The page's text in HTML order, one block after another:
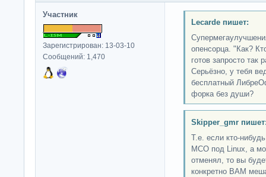
Участник
Зарегистрирован: 13-03-10
Сообщений: 1,470
Lecarde пишет:
опенсорца. "Как?
готов запросто так
Серьёзно, у тебя
бесплатный
форка без души?
Skipper_gmr
Т.е. если кто-
МСО под Linux, а
отменял, то вы
конкретно ВАМ